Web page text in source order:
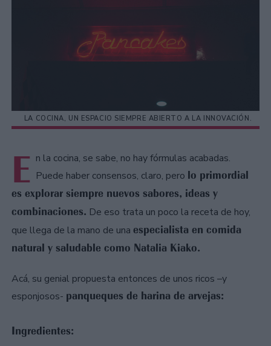
LA COCINA, UN ESPACIO SIEMPRE ABIERTO A LA INNOVACIÓN.
E n la cocina, se sabe, no hay fórmulas acabadas.
Puede haber consensos, claro, pero lo primordial
es explorar siempre nuevos sabores, ideas y
combinaciones. De eso trata un poco la receta de hoy,
que llega de la mano de una especialista en comida
natural y saludable como Natalia Kiako.
Acá, su genial propuesta entonces de unos ricos –y
esponjosos- panqueques de harina de arvejas:
Ingredientes: